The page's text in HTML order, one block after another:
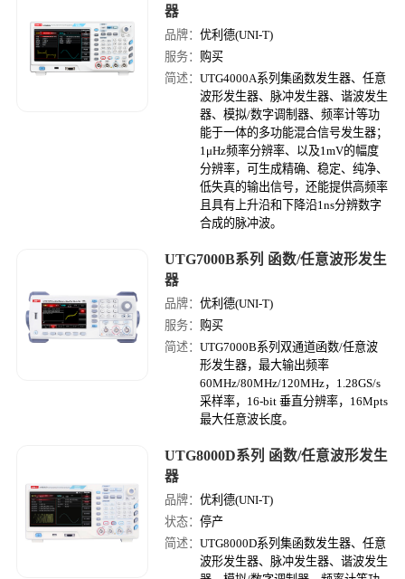
器
品牌：优利德(UNI-T)
服务： 购买
简述：UTG4000A系列集函数发生器、任意
波形发生器、脉冲发生器、谐波发生
器、模拟/数字调制器、频率计等功
能于一体的多功能混合信号发生器；
1μHz频率分辨率、以及1mV的幅度
分辨率，可生成精确、稳定、纯净、
低失真的输出信号，还能提供高频率
且具有上升沿和下降沿1ns分辨数字
合成的脉冲波。
UTG7000B系列 函数/任意波形发生
器
品牌：优利德(UNI-T)
服务： 购买
简述：UTG7000B系列双通道函数/任意波
形发生器，最大输出频率
60MHz/80MHz/120MHz，1.28GS/s
采样率，16-bit 垂直分辨率，16Mpts
最大任意波长度。
UTG8000D系列 函数/任意波形发生
器
品牌：优利德(UNI-T)
状态：停产
简述：UTG8000D系列集函数发生器、任意
波形发生器、脉冲发生器、谐波发生